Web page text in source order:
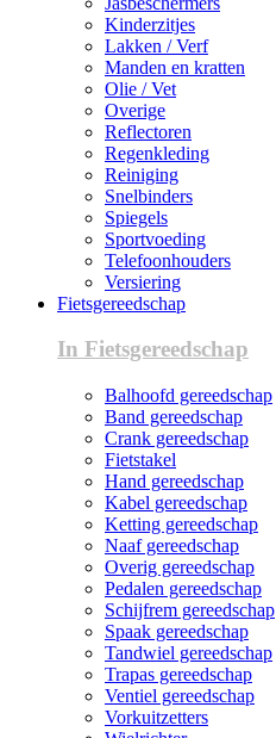
Kinderzitjes
Lakken / Verf
Manden en kratten
Olie / Vet
Overige
Reflectoren
Regenkleding
Reiniging
Snelbinders
Spiegels
Sportvoeding
Telefoonhouders
Versiering
Fietsgereedschap
In Fietsgereedschap
Balhoofd gereedschap
Band gereedschap
Crank gereedschap
Fietstakel
Hand gereedschap
Kabel gereedschap
Ketting gereedschap
Naaf gereedschap
Overig gereedschap
Pedalen gereedschap
Schijfrem gereedschap
Spaak gereedschap
Tandwiel gereedschap
Trapas gereedschap
Ventiel gereedschap
Vorkuitzetters